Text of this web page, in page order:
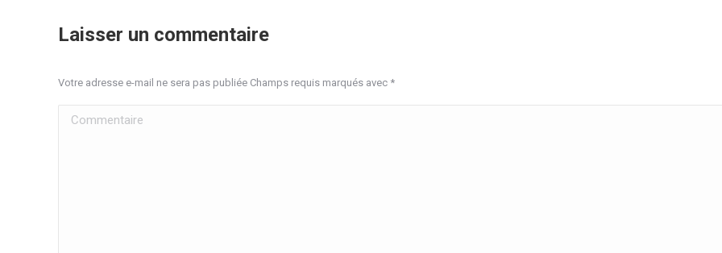
Laisser un commentaire
Votre adresse e-mail ne sera pas publiée Champs requis marqués avec *
Commentaire